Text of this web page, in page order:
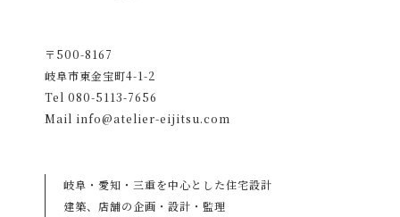
〒500-8167
岐阜市東金宝町4-1-2
Tel 080-5113-7656
Mail info@atelier-eijitsu.com
岐阜・愛知・三重を中心とした住宅設計
建築、店舗の企画・設計・監理